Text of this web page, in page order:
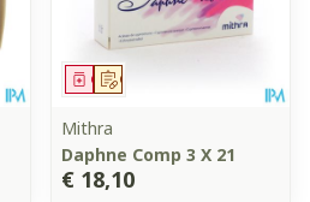
Op voorschrift
Geneesmiddel
Mithra
Daphne Comp 3 X 21
€ 18,10